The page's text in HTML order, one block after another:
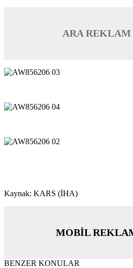
ARA
Kaynak: KARS (İHA)
MOBİL
BENZER KONULAR